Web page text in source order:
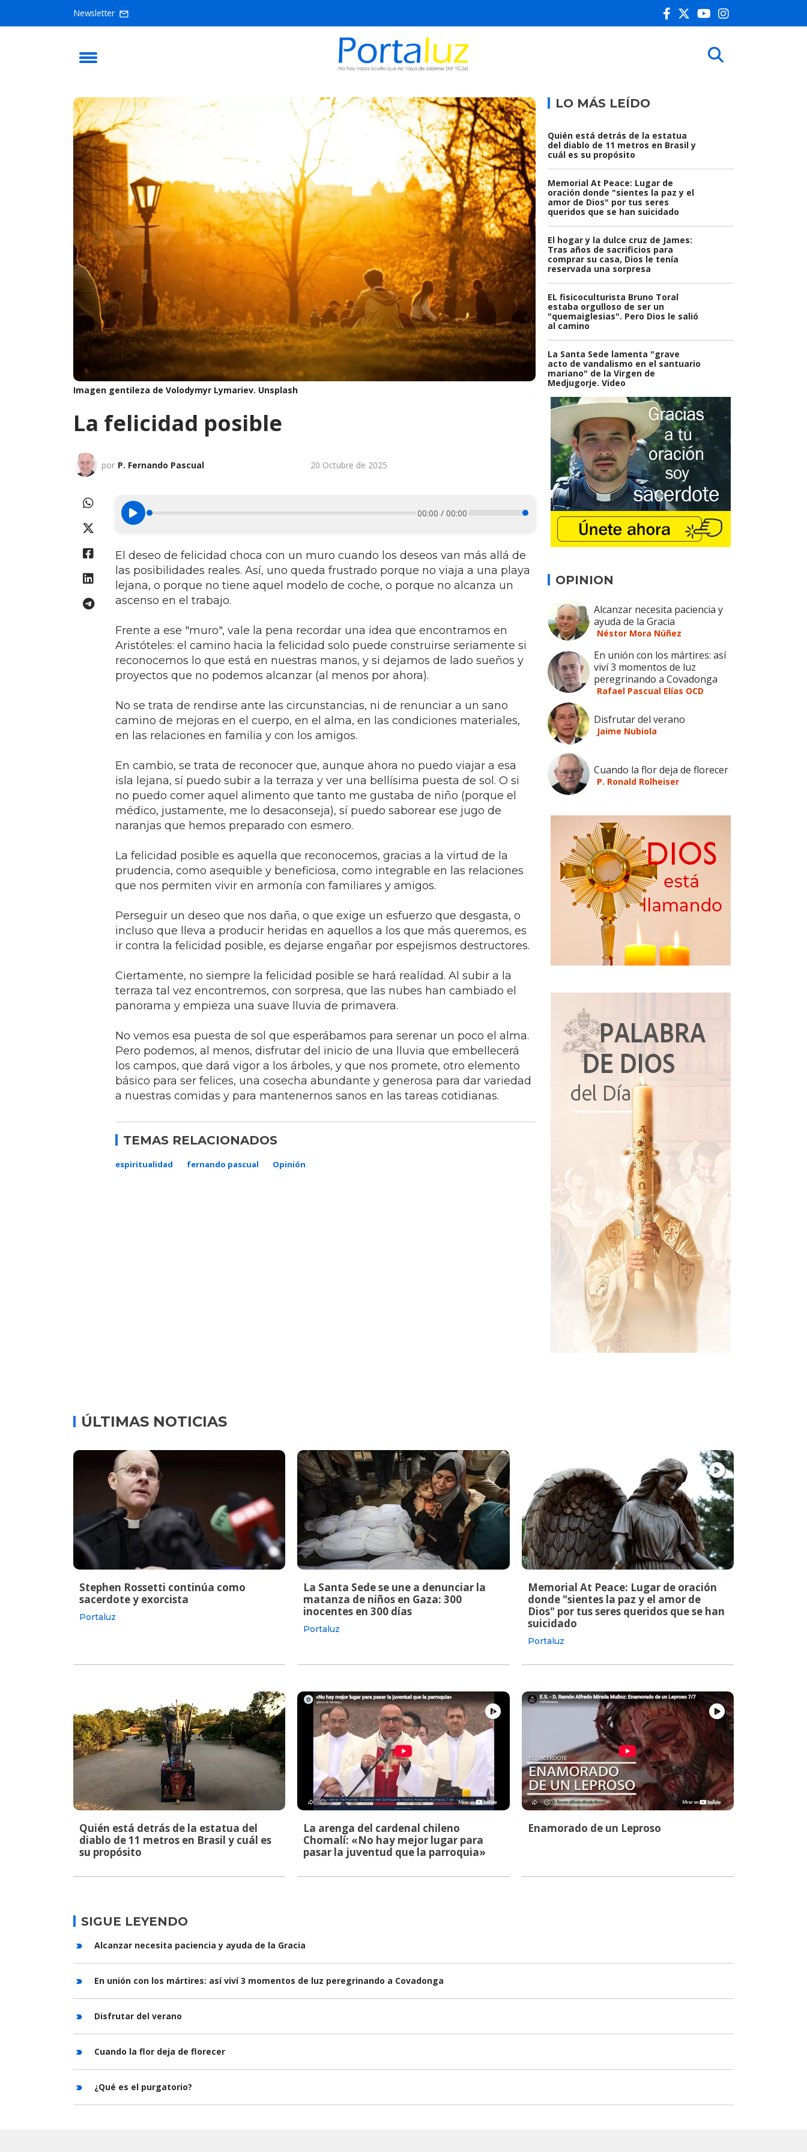
Newsletter
Imagen gentileza de Volodymyr Lymariev. Unsplash
La felicidad posible
por P. Fernando Pascual 20 Octubre de 2025
00:00 / 00:00
El deseo de felicidad choca con un muro cuando los deseos van más allá de
las posibilidades reales. Así, uno queda frustrado porque no viaja a una playa
lejana, o porque no tiene aquel modelo de coche, o porque no alcanza un
ascenso en el trabajo.
Frente a ese "muro", vale la pena recordar una idea que encontramos en
Aristóteles: el camino hacia la felicidad solo puede construirse seriamente si
reconocemos lo que está en nuestras manos, y si dejamos de lado sueños y
proyectos que no podemos alcanzar (al menos por ahora).
No se trata de rendirse ante las circunstancias, ni de renunciar a un sano
camino de mejoras en el cuerpo, en el alma, en las condiciones materiales,
en las relaciones en familia y con los amigos.
En cambio, se trata de reconocer que, aunque ahora no puedo viajar a esa
isla lejana, sí puedo subir a la terraza y ver una bellísima puesta de sol. O si
no puedo comer aquel alimento que tanto me gustaba de niño (porque el
médico, justamente, me lo desaconseja), sí puedo saborear ese jugo de
naranjas que hemos preparado con esmero.
La felicidad posible es aquella que reconocemos, gracias a la virtud de la
prudencia, como asequible y beneficiosa, como integrable en las relaciones
que nos permiten vivir en armonía con familiares y amigos.
Perseguir un deseo que nos daña, o que exige un esfuerzo que desgasta, o
incluso que lleva a producir heridas en aquellos a los que más queremos, es
ir contra la felicidad posible, es dejarse engañar por espejismos destructores.
Ciertamente, no siempre la felicidad posible se hará realidad. Al subir a la
terraza tal vez encontremos, con sorpresa, que las nubes han cambiado el
panorama y empieza una suave lluvia de primavera.
No vemos esa puesta de sol que esperábamos para serenar un poco el alma.
Pero podemos, al menos, disfrutar del inicio de una lluvia que embellecerá
los campos, que dará vigor a los árboles, y que nos promete, otro elemento
básico para ser felices, una cosecha abundante y generosa para dar variedad
a nuestras comidas y para mantenernos sanos en las tareas cotidianas.
TEMAS RELACIONADOS
espiritualidad fernando pascual Opinión
LO MÁS LEÍDO
Quién está detrás de la estatua
del diablo de 11 metros en Brasil y
cuál es su propósito
Memorial At Peace: Lugar de
oración donde "sientes la paz y el
amor de Dios" por tus seres
queridos que se han suicidado
El hogar y la dulce cruz de James:
Tras años de sacrificios para
comprar su casa, Dios le tenía
reservada una sorpresa
EL fisicoculturista Bruno Toral
estaba orgulloso de ser un
"quemaiglesias". Pero Dios le salió
al camino
La Santa Sede lamenta "grave
acto de vandalismo en el santuario
mariano" de la Virgen de
Medjugorje. Video
OPINION
Alcanzar necesita paciencia y
ayuda de la Gracia
Néstor Mora Núñez
En unión con los mártires: así
viví 3 momentos de luz
peregrinando a Covadonga
Rafael Pascual Elías OCD
Disfrutar del verano
Jaime Nubiola
Cuando la flor deja de florecer
P. Ronald Rolheiser
ÚLTIMAS NOTICIAS
Stephen Rossetti continúa como
sacerdote y exorcista
Portaluz
La Santa Sede se une a denunciar la
matanza de niños en Gaza: 300
inocentes en 300 días
Portaluz
Memorial At Peace: Lugar de oración
donde "sientes la paz y el amor de
Dios" por tus seres queridos que se han
suicidado
Portaluz
Quién está detrás de la estatua del
diablo de 11 metros en Brasil y cuál es
su propósito
La arenga del cardenal chileno
Chomalí: «No hay mejor lugar para
pasar la juventud que la parroquia»
Enamorado de un Leproso
SIGUE LEYENDO
Alcanzar necesita paciencia y ayuda de la Gracia
En unión con los mártires: así viví 3 momentos de luz peregrinando a Covadonga
Disfrutar del verano
Cuando la flor deja de florecer
¿Qué es el purgatorio?